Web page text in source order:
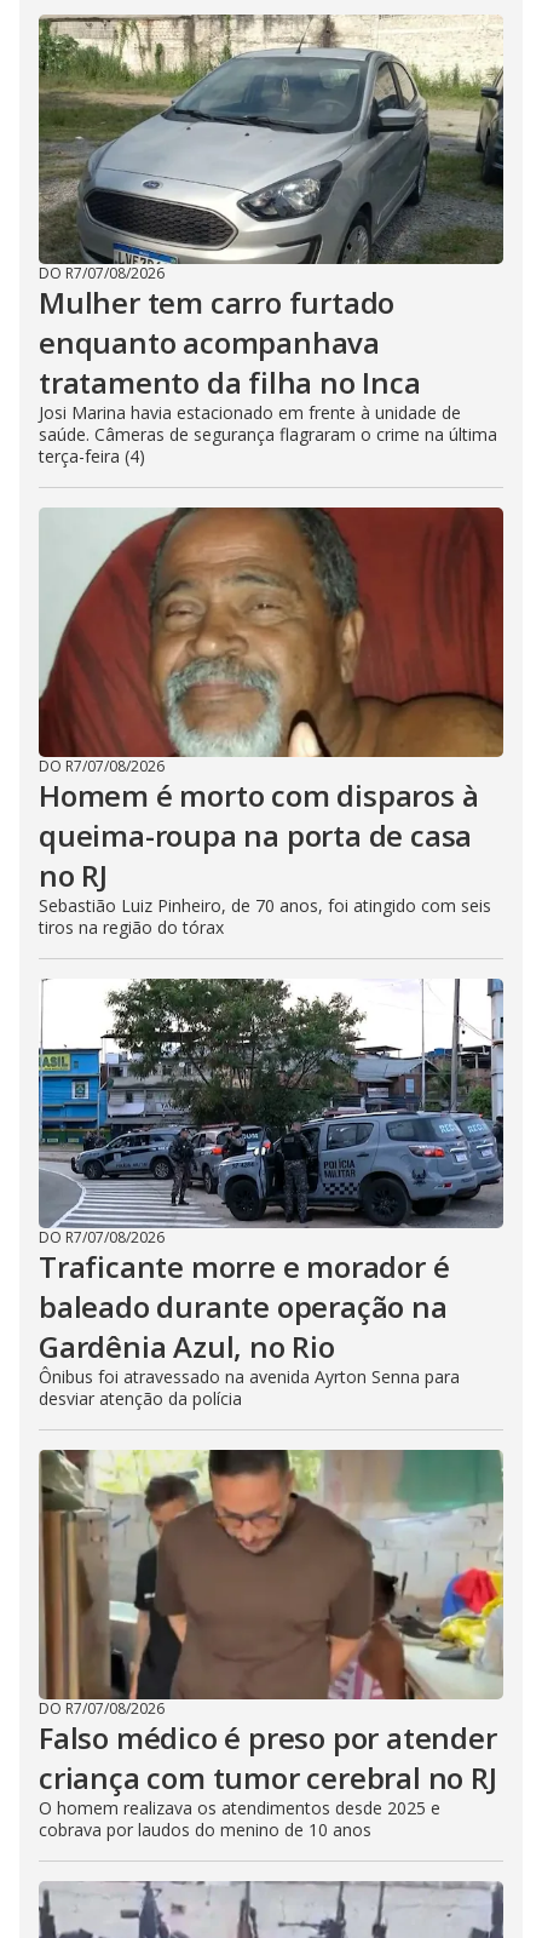
DO R7/07/08/2026
Mulher tem carro furtado
enquanto acompanhava
tratamento da filha no Inca
Josi Marina havia estacionado em frente à unidade de
saúde. Câmeras de segurança flagraram o crime na última
terça-feira (4)
DO R7/07/08/2026
Homem é morto com disparos à
queima-roupa na porta de casa
no RJ
Sebastião Luiz Pinheiro, de 70 anos, foi atingido com seis
tiros na região do tórax
DO R7/07/08/2026
Traficante morre e morador é
baleado durante operação na
Gardênia Azul, no Rio
Ônibus foi atravessado na avenida Ayrton Senna para
desviar atenção da polícia
DO R7/07/08/2026
Falso médico é preso por atender
criança com tumor cerebral no RJ
O homem realizava os atendimentos desde 2025 e
cobrava por laudos do menino de 10 anos